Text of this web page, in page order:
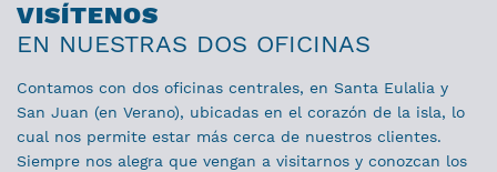
VISÍTENOS
EN NUESTRAS DOS OFICINAS
Contamos con dos oficinas centrales, en Santa Eulalia y
San Juan (en Verano), ubicadas en el corazón de la isla, lo
cual nos permite estar más cerca de nuestros clientes.
Siempre nos alegra que vengan a visitarnos y conozcan los